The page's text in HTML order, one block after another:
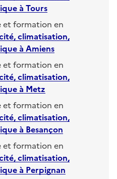
à Tours
et formation en
climatisation,
à Amiens
et formation en
climatisation,
à Metz
et formation en
climatisation,
à Besançon
et formation en
climatisation,
à Perpignan